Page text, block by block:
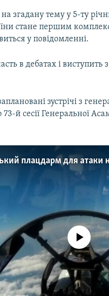
згадану тему у 5-ту
стане першим
у повідомленні.
в дебатах і
зустрічі з
73-й сесії Генеральної
плацдарм для атаки
No media source